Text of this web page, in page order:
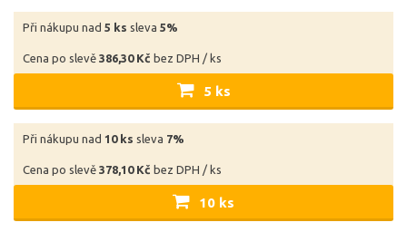
Při nákupu nad 5 ks sleva 5%
Cena po slevě 386,30 Kč bez DPH / ks
5 ks
Při nákupu nad 10 ks sleva 7%
Cena po slevě 378,10 Kč bez DPH / ks
10 ks